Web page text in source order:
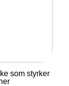
som styrker